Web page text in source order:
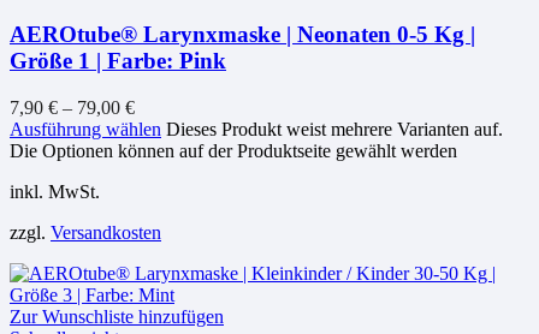
AEROtube® Larynxmaske | Neonaten 0-5 Kg |
Größe 1 | Farbe: Pink
7,90 € – 79,00 €
Ausführung wählen Dieses Produkt weist mehrere Varianten auf.
Die Optionen können auf der Produktseite gewählt werden
inkl. MwSt.
zzgl. Versandkosten
Zur Wunschliste hinzufügen